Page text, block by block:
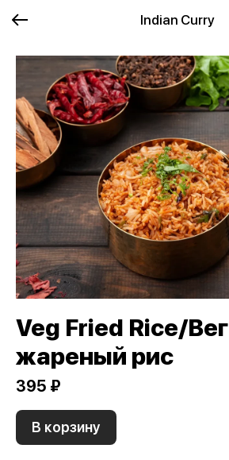
Indian Curry
Veg Fried Rice/Вег
жареный рис
395 ₽
В корзину